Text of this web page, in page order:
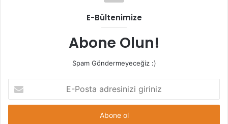
E-Bültenimize
Abone Olun!
Spam Göndermeyeceğiz :)
Posta
adresinizi